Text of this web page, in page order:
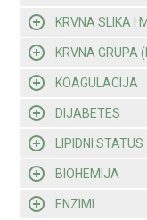
KRVNA SLIKA I
KRVNA GRUPA
KOAGULACIJA
DIJABETES
LIPIDNI STATUS
BIOHEMIJA
ENZIMI